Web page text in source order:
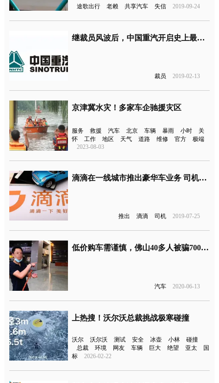
途歌出行 老赖 共享汽车 失信 2019-09-24
继裁员风波后，中国重汽开启史上最大规模的干部人事调整
裁员 2019-02-13
京津冀水灾！多家车企驰援灾区
服务 救援 汽车 北京 车辆 暴雨 小时
关
怀
工作 地区 天气 道路 维修 官方
极端
2023-08-03
滴滴在一线城市推出豪华车业务 司机月收入可达3/4万
推出 滴滴 司机 2019-07-25
低价购车需谨慎，佛山40多人被骗700多万
汽车 2020-06-13
上热搜！沃尔沃总裁挑战极寒碰撞
沃尔 沃尔沃 测试 安全 冰壶 小林
碰撞
总裁
环境 网友 车辆 巨大 绝望 亚太
国
标
2026-02-22